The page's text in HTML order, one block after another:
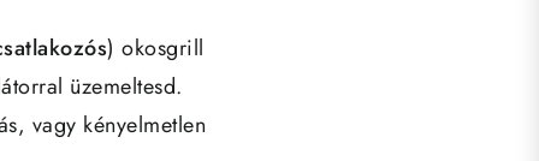
) okosgrill
üzemeltesd.
vagy kényelmetlen